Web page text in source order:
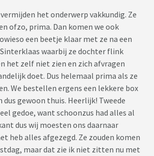
het onderwerp vakkundig. Ze
ofzo, prima. Dan komen we ook
een beetje klaar met ze na een
waarbij ze dochter flink
het zelf niet zien en zich afvragen
doet. Dus helemaal prima als ze
We bestellen ergens een lekkere box
dus gewoon thuis. Heerlijk! Tweede
gedoe, want schoonzus had alles al
dus wij moesten ons daarnaar
heb alles afgezegd. Ze zouden komen
maar dat zie ik niet zitten nu met